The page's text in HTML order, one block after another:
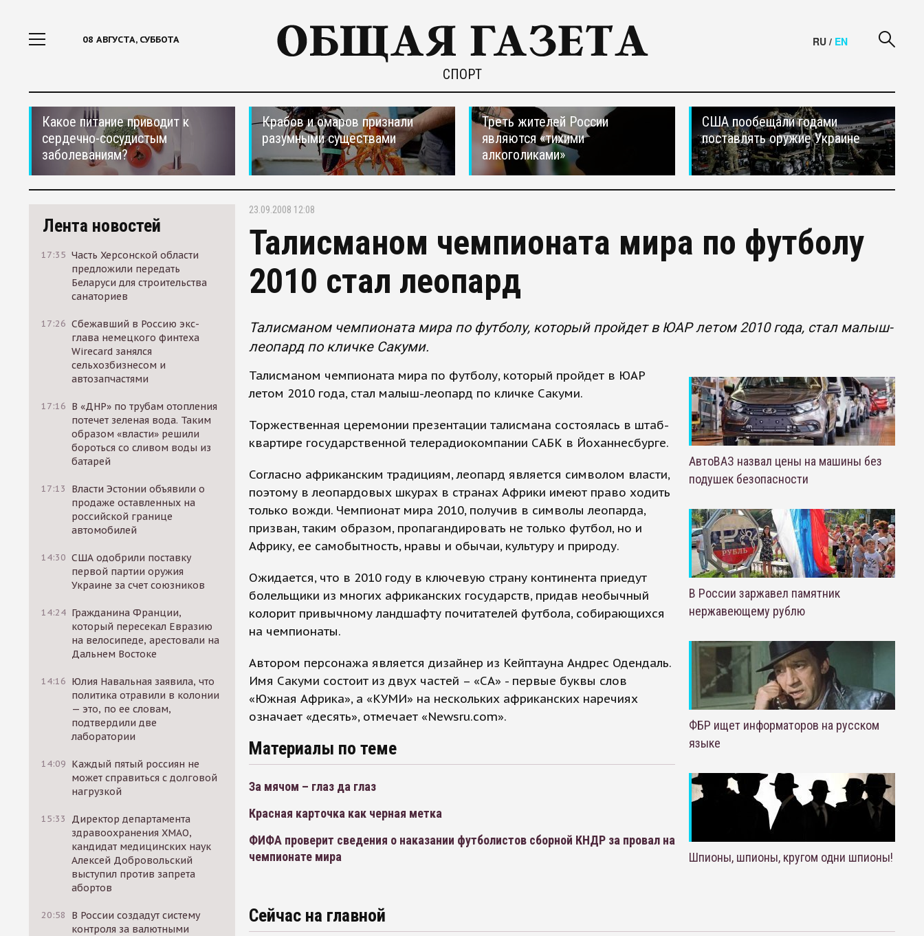
08 АВГУСТА, СУББОТА
СПОРТ
RU / EN
Какое питание приводит к
сердечно-сосудистым
заболеваниям?
Крабов и омаров признали
разумными существами
Треть жителей России
являются «тихими
алкоголиками»
США пообещали годами
поставлять оружие Украине
Лента новостей
17:35 Часть Херсонской области
предложили передать
Беларуси для строительства
санаториев
17:26 Сбежавший в Россию экс-
глава немецкого финтеха
Wirecard занялся
сельхозбизнесом и
автозапчастями
17:16 В «ДНР» по трубам отопления
потечет зеленая вода. Таким
образом «власти» решили
бороться со сливом воды из
батарей
17:13
Власти Эстонии объявили о
продаже оставленных на
российской границе
автомобилей
14:30 США одобрили поставку
первой партии оружия
Украине за счет союзников
14:24 Гражданина Франции,
который пересекал Евразию
на велосипеде, арестовали на
Дальнем Востоке
14:16 Юлия Навальная заявила, что
политика отравили в колонии
— это, по ее словам,
подтвердили две
лаборатории
14:09 Каждый пятый россиян не
может справиться с долговой
нагрузкой
15:33
Директор департамента
здравоохранения ХМАО,
кандидат медицинских наук
Алексей Добровольский
выступил против запрета
абортов
20:58
В России создадут систему
контроля за валютными
23.09.2008 12:08
Талисманом чемпионата мира по футболу
2010 стал леопард
Талисманом чемпионата мира по футболу, который пройдет в ЮАР летом 2010 года, стал малыш-
леопард по кличке Сакуми.
Талисманом чемпионата мира по футболу, который пройдет в ЮАР
летом 2010 года, стал малыш-леопард по кличке Сакуми.
Торжественная церемонии презентации талисмана состоялась в штаб-
квартире государственной телерадиокомпании САБК в Йоханнесбурге.
Согласно африканским традициям, леопард является символом власти,
поэтому в леопардовых шкурах в странах Африки имеют право ходить
только вожди. Чемпионат мира 2010, получив в символы леопарда,
призван, таким образом, пропагандировать не только футбол, но и
Африку, ее самобытность, нравы и обычаи, культуру и природу.
Ожидается, что в 2010 году в ключевую страну континента приедут
болельщики из многих африканских государств, придав необычный
колорит привычному ландшафту почитателей футбола, собирающихся
на чемпионаты.
Автором персонажа является дизайнер из Кейптауна Андрес Одендаль.
Имя Сакуми состоит из двух частей – «СА» - первые буквы слов
«Южная Африка», а «КУМИ» на нескольких африканских наречиях
означает «десять», отмечает «Newsru.com».
Материалы по теме
За мячом – глаз да глаз
Красная карточка как черная метка
ФИФА проверит сведения о наказании футболистов сборной КНДР за провал на
чемпионате мира
АвтоВАЗ назвал цены на машины без
подушек безопасности
В России заржавел памятник
нержавеющему рублю
ФБР ищет информаторов на русском
языке
Шпионы, шпионы, кругом одни шпионы!
Сейчас на главной